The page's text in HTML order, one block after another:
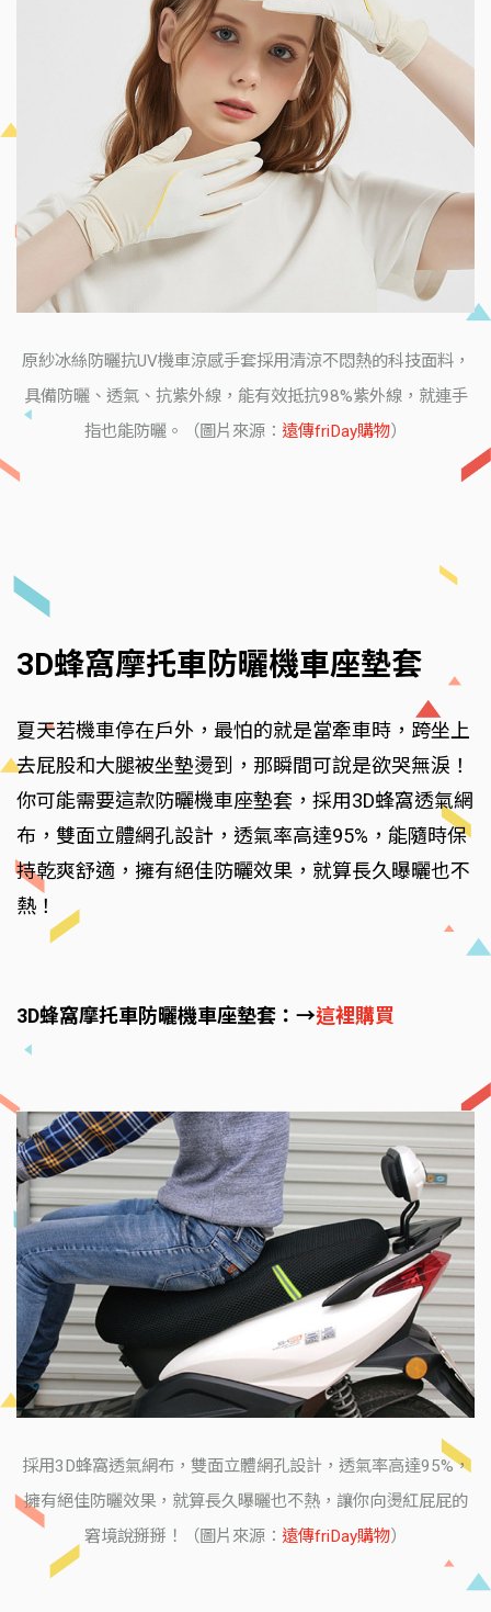
原紗冰絲防曬抗UV機車涼感手套採用清涼不悶熱的科技面料，
具備防曬、透氣、抗紫外線，能有效抵抗98%紫外線，就連手
指也能防曬。（圖片來源： 遠傳friDay購物）
3D蜂窩摩托車防曬機車座墊套
夏天若機車停在戶外，最怕的就是當牽車時，跨坐上
去屁股和大腿被坐墊燙到，那瞬間可說是欲哭無淚！
你可能需要這款防曬機車座墊套，採用3D蜂窩透氣網
布，雙面立體網孔設計，透氣率高達95%，能隨時保
持乾爽舒適，擁有絕佳防曬效果，就算長久曝曬也不
熱！
3D蜂窩摩托車防曬機車座墊套：→這裡購買
採用3D蜂窩透氣網布，雙面立體網孔設計，透氣率高達95%，
擁有絕佳防曬效果，就算長久曝曬也不熱，讓你向燙紅屁屁的
窘境說掰掰！（圖片來源： 遠傳friDay購物）